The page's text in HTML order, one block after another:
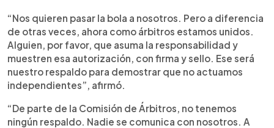
“Nos quieren pasar la bola a nosotros. Pero a diferencia
de otras veces, ahora como árbitros estamos unidos.
Alguien, por favor, que asuma la responsabilidad y
muestren esa autorización, con firma y sello. Ese será
nuestro respaldo para demostrar que no actuamos
independientes”, afirmó.
“De parte de la Comisión de Árbitros, no tenemos
ningún respaldo. Nadie se comunica con nosotros. A